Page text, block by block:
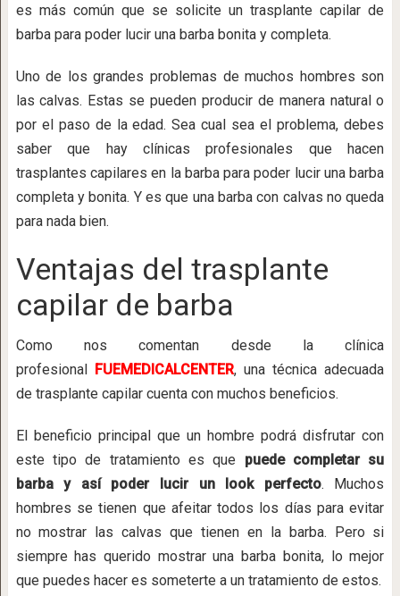
es más común que se solicite un trasplante capilar de
barba para poder lucir una barba bonita y completa.
Uno de los grandes problemas de muchos hombres son
las calvas. Estas se pueden producir de manera natural o
por el paso de la edad. Sea cual sea el problema, debes
saber que hay clínicas profesionales que hacen
trasplantes capilares en la barba para poder lucir una barba
completa y bonita. Y es que una barba con calvas no queda
para nada bien.
Ventajas del trasplante
capilar de barba
Como nos comentan desde la clínica
profesional FUEMEDICALCENTER, una técnica adecuada
de trasplante capilar cuenta con muchos beneficios.
El beneficio principal que un hombre podrá disfrutar con
este tipo de tratamiento es que puede completar su
barba y así poder lucir un look perfecto. Muchos
hombres se tienen que afeitar todos los días para evitar
no mostrar las calvas que tienen en la barba. Pero si
siempre has querido mostrar una barba bonita, lo mejor
que puedes hacer es someterte a un tratamiento de estos.